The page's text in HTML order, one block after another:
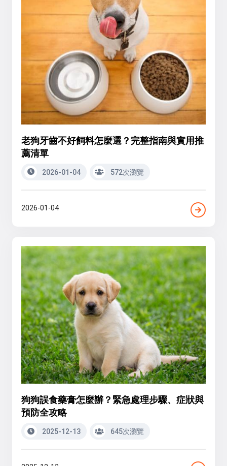
老狗牙齒不好飼料怎麼選？完整指南與實用推
薦清單
2026-01-04 572次瀏覽
2026-01-04
狗狗誤食藥膏怎麼辦？緊急處理步驟、症狀與
預防全攻略
2025-12-13 645次瀏覽